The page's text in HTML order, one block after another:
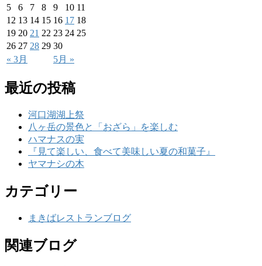
« 3月 5月 »
5
6 7 8 9 10 11
12 13 14 15 16 17 18
19 20 21 22 23 24 25
26 27 28 29 30
最近の投稿
河口湖湖上祭
八ヶ岳の景色と「おざら」を楽しむ
ハマナスの実
『見て楽しい、食べて美味しい夏の和菓子』
ヤマナシの木
カテゴリー
まきばレストランブログ
関連ブログ